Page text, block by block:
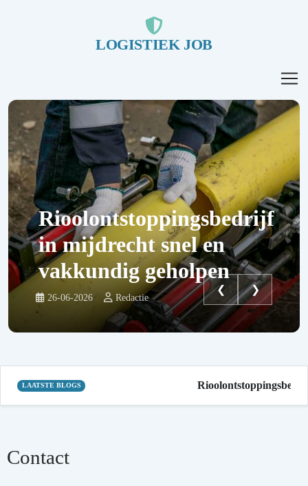
LOGISTIEK JOB
Rioolontstoppingsbedrijf
in mijdrecht snel en
vakkundig geholpen
26-06-2026 Redactie
❮ ❯
LAATSTE BLOGS
Contact